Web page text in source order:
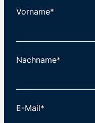
Vorname*
Nachname*
E-Mail*